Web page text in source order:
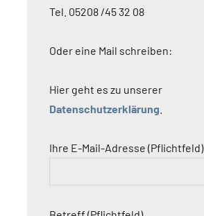
Tel. 05208 /45 32 08
Oder eine Mail schreiben:
Hier geht es zu unserer
Datenschutzerklärung
Ihre E-Mail-Adresse (Pflichtfeld)